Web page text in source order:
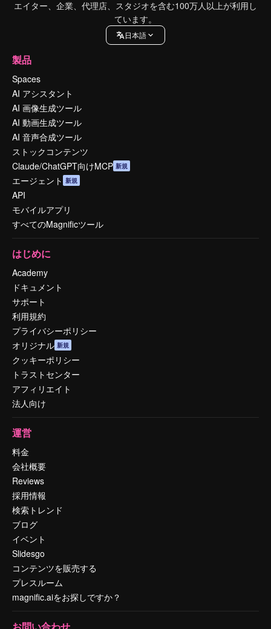
エイター、企業、代理店、スタジオを含む100万人以上が利用し
ています。
日本語
製品
Spaces
AI アシスタント
AI 画像生成ツール
AI 動画生成ツール
AI 音声合成ツール
ストックコンテンツ
Claude/ChatGPT向けMCP 新規
エージェント 新規
API
モバイルアプリ
すべてのMagnificツール
はじめに
Academy
ドキュメント
サポート
利用規約
プライバシーポリシー
オリジナル 新規
クッキーポリシー
トラストセンター
アフィリエイト
法人向け
運営
料金
会社概要
Reviews
採用情報
検索トレンド
ブログ
イベント
Slidesgo
コンテンツを販売する
プレスルーム
magnific.aiをお探しですか？
お問い合わせ